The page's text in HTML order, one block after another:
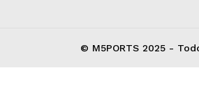
© M5PORTS 2025 -